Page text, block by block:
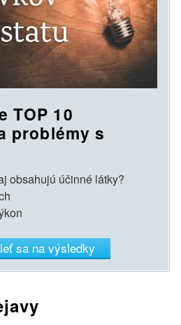
TOP 10
problémy s
obsahujú účinné látky?
sa na výsledky